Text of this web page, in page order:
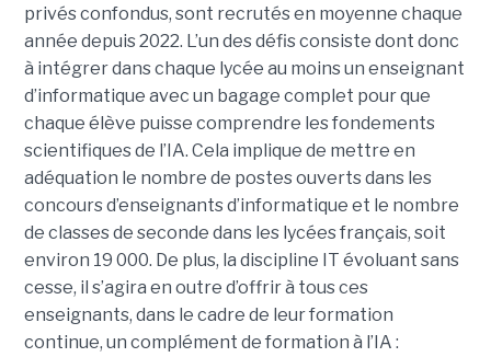
privés confondus, sont recrutés en moyenne chaque
année depuis 2022. L’un des défis consiste dont donc
à intégrer dans chaque lycée au moins un enseignant
d’informatique avec un bagage complet pour que
chaque élève puisse comprendre les fondements
scientifiques de l’IA. Cela implique de mettre en
adéquation le nombre de postes ouverts dans les
concours d’enseignants d’informatique et le nombre
de classes de seconde dans les lycées français, soit
environ 19 000. De plus, la discipline IT évoluant sans
cesse, il s’agira en outre d’offrir à tous ces
enseignants, dans le cadre de leur formation
continue, un complément de formation à l’IA :